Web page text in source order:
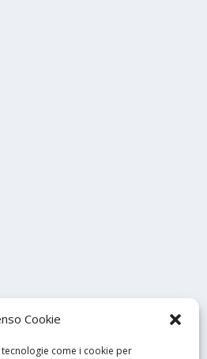
Cookie
come i cookie per